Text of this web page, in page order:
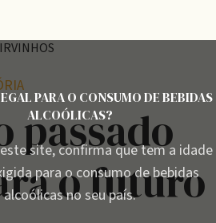
PARA O CONSUMO DE BEBIDAS
ALCOÓLICAS?
site, confirma que tem a idade
para o consumo de bebidas
alcoólicas no seu país.
VINHOS
passado
o futuro